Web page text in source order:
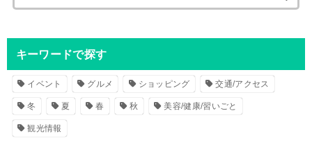
索
キーワードで探す
イベント グルメ ショッピング 交通/アクセス
冬 夏 春 秋 美容/健康/習いごと
観光情報